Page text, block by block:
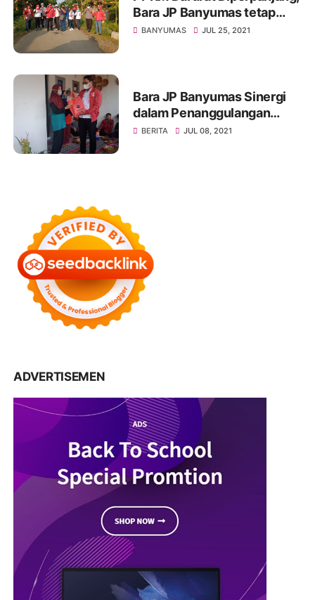
Bara JP Banyumas tetap
Intens Turun Ditengah
BANYUMAS JUL 25, 2021
Bara JP Banyumas Sinergi
dalam Penanggulangan
Penyebaran COVID-19
BERITA JUL 08, 2021
ADVERTISEMEN